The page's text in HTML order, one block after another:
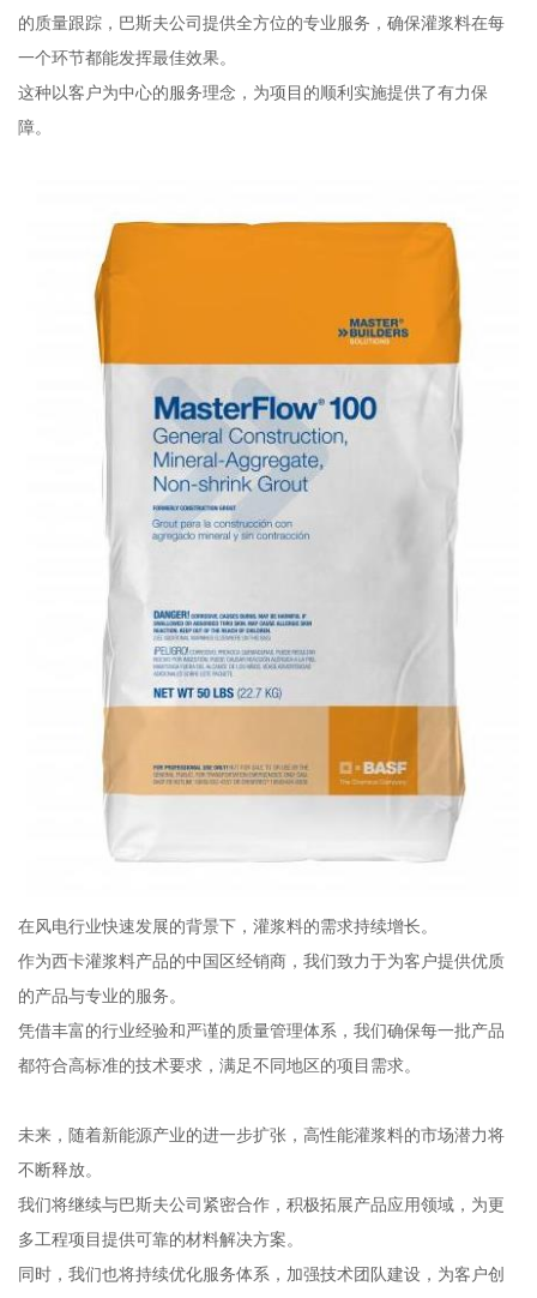
的质量跟踪，巴斯夫公司提供全方位的专业服务，确保灌浆料在每
一个环节都能发挥最佳效果。
这种以客户为中心的服务理念，为项目的顺利实施提供了有力保
障。
在风电行业快速发展的背景下，灌浆料的需求持续增长。
作为西卡灌浆料产品的中国区经销商，我们致力于为客户提供优质
的产品与专业的服务。
凭借丰富的行业经验和严谨的质量管理体系，我们确保每一批产品
都符合高标准的技术要求，满足不同地区的项目需求。
未来，随着新能源产业的进一步扩张，高性能灌浆料的市场潜力将
不断释放。
我们将继续与巴斯夫公司紧密合作，积极拓展产品应用领域，为更
多工程项目提供可靠的材料解决方案。
同时，我们也将持续优化服务体系，加强技术团队建设，为客户创